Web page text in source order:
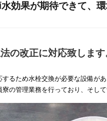
効果が期待できて、
の改正に対応致します
るため水栓交換が必要な設備があ
の管理業務を行っており、そし